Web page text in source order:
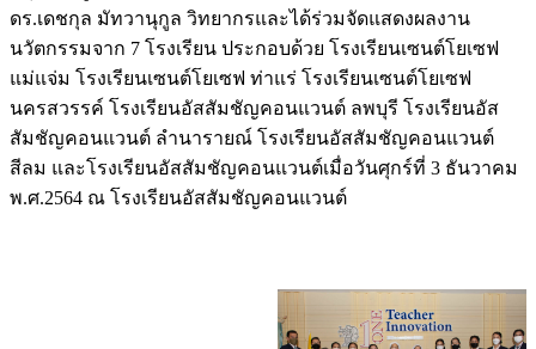
ดร.เดชกุล มัทวานุกูล วิทยากรและได้ร่วมจัดแสดงผลงาน
นวัตกรรมจาก 7 โรงเรียน ประกอบด้วย โรงเรียนเซนต์โยเซฟ
แม่แจ่ม โรงเรียนเซนต์โยเซฟ ท่าแร่ โรงเรียนเซนต์โยเซฟ
นครสวรรค์ โรงเรียนอัสสัมชัญคอนแวนต์ ลพบุรี โรงเรียนอัส
สัมชัญคอนแวนต์ ลำนารายณ์ โรงเรียนอัสสัมชัญคอนแวนต์
สีลม และโรงเรียนอัสสัมชัญคอนแวนต์เมื่อวันศุกร์ที่ 3 ธันวาคม
พ.ศ.2564 ณ โรงเรียนอัสสัมชัญคอนแวนต์